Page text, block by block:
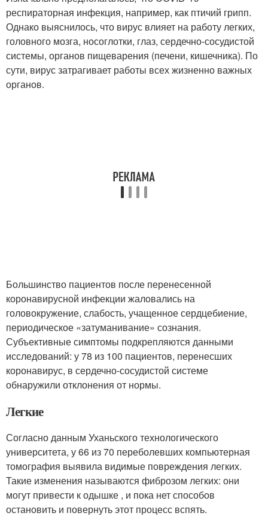
респираторная инфекция, например, как птичий грипп.
Однако выяснилось, что вирус влияет на работу легких,
головного мозга, носоглотки, глаз, сердечно-сосудистой
системы, органов пищеварения (печени, кишечника). По
сути, вирус затрагивает работы всех жизненно важных
органов.
Большинство пациентов после перенесенной
коронавирусной инфекции жаловались на
головокружение, слабость, учащенное сердцебиение,
периодическое «затуманивание» сознания.
Субъективные симптомы подкрепляются данными
исследований: у 78 из 100 пациентов, перенесших
коронавирус, в сердечно-сосудистой системе
обнаружили отклонения от нормы.
Легкие
Согласно данным Уханьского технологического
университета, у 66 из 70 переболевших компьютерная
томография выявила видимые повреждения легких.
Такие изменения называются фиброзом легких: они
могут привести к одышке , и пока нет способов
остановить и повернуть этот процесс вспять.